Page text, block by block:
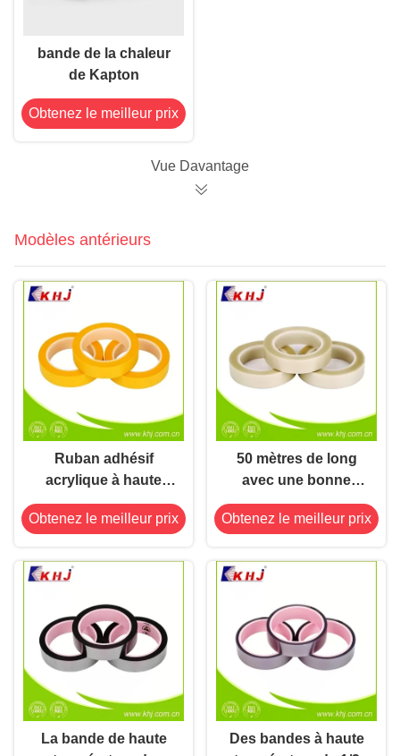
bande de la chaleur
de Kapton
Obtenez le meilleur prix
Vue Davantage
Modèles antérieurs
Ruban adhésif
acrylique à haute
température 500 V
diélectrique 1 X 10 10
Obtenez le meilleur prix
50 mètres de long
avec une bonne
résistance chimique
Obtenez le meilleur prix
La bande de haute
Des bandes à haute